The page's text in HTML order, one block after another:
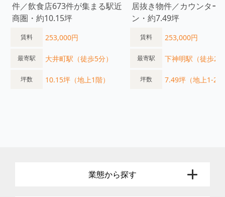
件／飲食店673件が集まる駅近
商圏・約10.15坪
賃料 253,000円
最寄駅 大井町駅（徒歩5分）
坪数 10.15坪（地上1階）
居抜き物件／カウンター
ン・約7.49坪
賃料 253,000円
最寄駅 下神明駅（徒歩2
坪数 7.49坪（地上1-2
業態から探す